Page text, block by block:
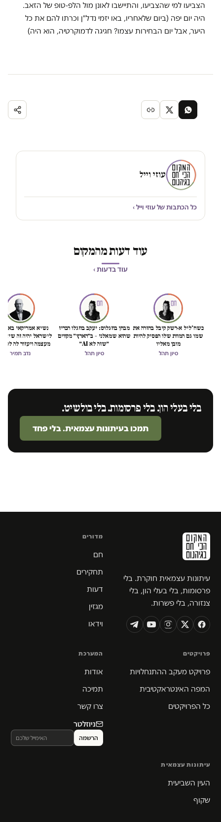
הצביעו למי שהצביעו, והתיישבו לאונן מול הלפ-טופ של הזאב.
היה יום יפה (ביום שלאחריו, באו יזמי נדל"ן וכרתו להם את כל
היער, אבל יום הבחירות עצמו? חגיגה לדמוקרטיה, הוא היה)
עוזי וייל
כל הכתבות של עוזי וייל ›
עוד דעות מהמקום
עוד בדעות ›
כשח'ליל א-רשק קיבל בחזרה את
שמו גם המוות שלו הפסיק להיות
מובן מאליו
סיון תהל
מבחן בוזגלוס: יעקב בוזגלו הכריז
שהוא שמאלני – ב״הארץ״ מקווים
״שזה לא AI״
סיון תהל
נשיא אמריקאי באמת
לישראל יהיה זה
מעצמה ויעזור לה
הכיבוש
נדב תמיר
בלי בעלי הון. בלי פרסומות. בלי בולשיט.
תמכו בעיתונות עצמאית. בלי פחד
עיתונות עצמאית חוקרת. בלי
פרסומות, בלי בעלי הון, בלי
צנזורה, בלי פשרות.
מדורים
חם
תחקירים
דעות
מגזין
וידאו
פרויקטים
פרויקט מעקב ההתנחלויות
המפה האינטראקטיבית
כל הפרויקטים
המערכת
אודות
תמיכה
צרו קשר
ניוזלטר
עיתונות עצמאית
העין השביעית
שקוף